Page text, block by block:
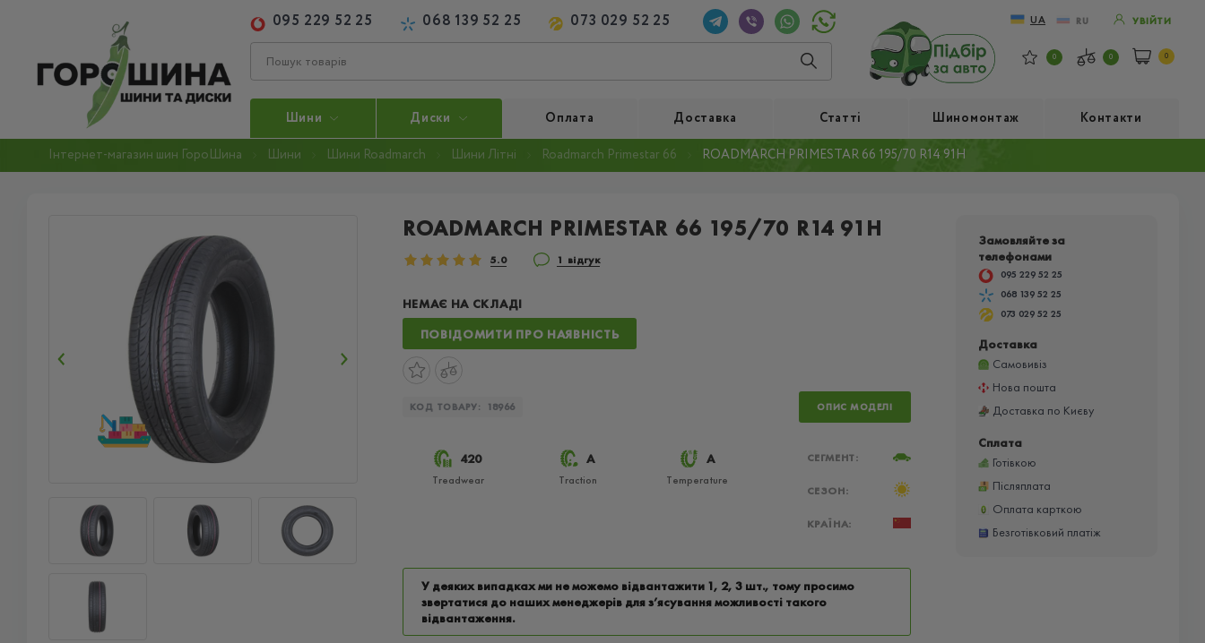
095 229 52 25 068 139 52 25 073 029 52 25 UA RU УВІЙТИ
0 0 0
Шини Диски Оплата Доставка Статті Шиномонтаж Контакти
Інтернет-магазин шин ГороШина Шини Шини Roadmarch Шини Літні Roadmarch Primestar 66 ROADMARCH PRIMESTAR 66 195/70 R14 91H
ROADMARCH PRIMESTAR 66 195/70 R14 91H
5.0 1 відгук
НЕМАЄ НА СКЛАДІ
ПОВІДОМИТИ ПРО НАЯВНІСТЬ
КОД ТОВАРУ: 18966 ОПИС МОДЕЛІ
420
Treadwear
A
Traction
A
Temperature
СЕГМЕНТ:
СЕЗОН:
КРАЇНА:
У деяких випадках ми не можемо відвантажити 1, 2, 3 шт., тому просимо
звертатися до наших менеджерів для з’ясування можливості такого
відвантаження.
Замовляйте за
телефонами
095 229 52 25
068 139 52 25
073 029 52 25
Доставка
Самовивіз
Нова пошта
Доставка по Києву
Сплата
Готівкою
Післяплата
Оплата карткою
Безготівковий платіж